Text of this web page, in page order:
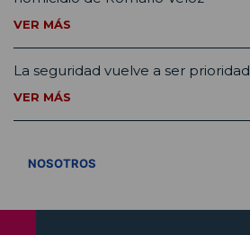
VER MÁS
La seguridad vuelve a ser prioridad
VER MÁS
NOSOTROS